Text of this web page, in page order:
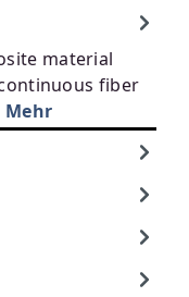
material
fiber
Mehr